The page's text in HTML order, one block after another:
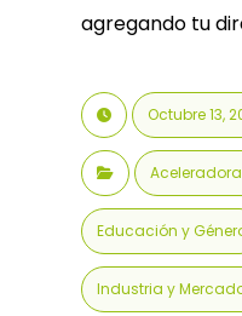
agregando tu
Octubre 13,
Educación y
Industria y